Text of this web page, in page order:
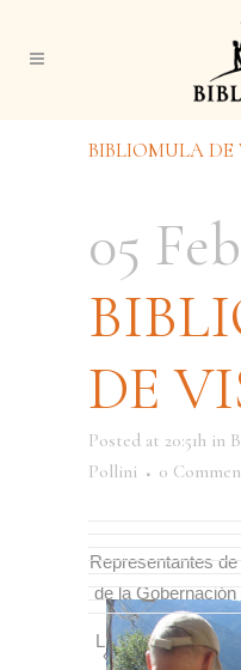
BIBLIOMULA DE
05 Feb
DE
Posted at 20:51h in
Pollini
0
Representantes
de la
conjuntamente
«Las
Llegando a «Las